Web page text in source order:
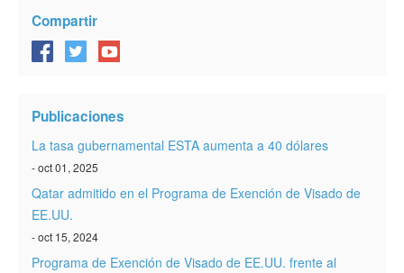
Compartir
Publicaciones
La tasa gubernamental ESTA aumenta a 40 dólares
- oct 01, 2025
Qatar admitido en el Programa de Exención de Visado de
EE.UU.
- oct 15, 2024
Programa de Exención de Visado de EE.UU. frente al